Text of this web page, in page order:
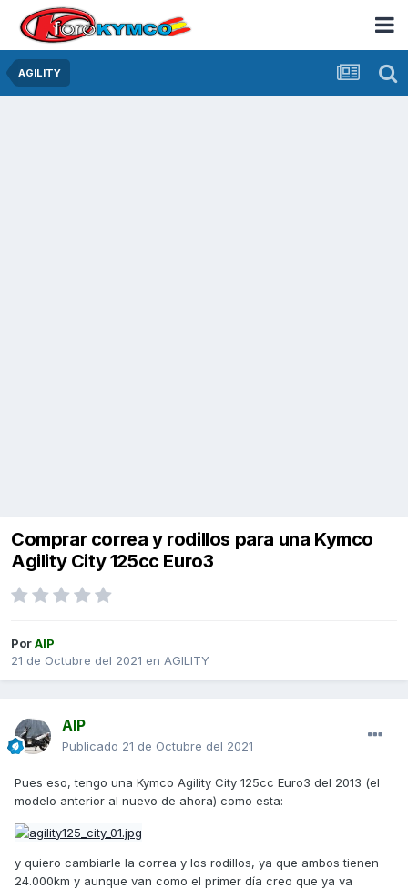
AGILITY
Comprar correa y rodillos para una Kymco
Agility City 125cc Euro3
PorAIP
21 de Octubre del 2021 en AGILITY
AIP
Publicado 21 de Octubre del 2021
Pues eso, tengo una Kymco Agility City 125cc Euro3 del 2013 (el
modelo anterior al nuevo de ahora) como esta:
y quiero cambiarle la correa y los rodillos, ya que ambos tienen
24.000km y aunque van como el primer día creo que ya va